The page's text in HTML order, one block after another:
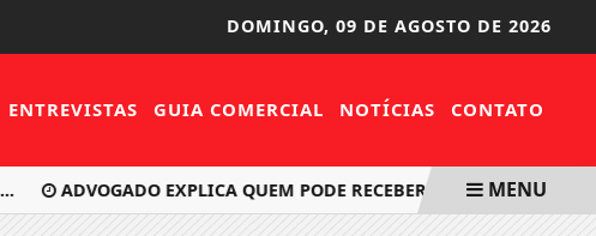
DOMINGO, 09 DE AGOSTO DE 2026
ENTREVISTAS GUIA COMERCIAL NOTÍCIAS CONTATO
ADVOGADO EXPLICA QUEM PODE RECEBER O AUXÍLIO-MENU